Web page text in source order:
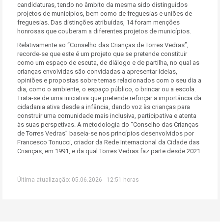
candidaturas, tendo no âmbito da mesma sido distinguidos
projetos de municípios, bem como de freguesias e uniões de
freguesias. Das distinções atribuídas, 14 foram menções
honrosas que couberam a diferentes projetos de municípios.
Relativamente ao “Conselho das Crianças de Torres Vedras”,
recorde-se que este é um projeto que se pretende constituir
como um espaço de escuta, de diálogo e de partilha, no qual as
crianças envolvidas são convidadas a apresentar ideias,
opiniões e propostas sobre temas relacionados com o seu dia a
dia, como o ambiente, o espaço público, o brincar ou a escola.
Trata-se de uma iniciativa que pretende reforçar a importância da
cidadania ativa desde a infância, dando voz às crianças para
construir uma comunidade mais inclusiva, participativa e atenta
às suas perspetivas. A metodologia do “Conselho das Crianças
de Torres Vedras” baseia-se nos princípios desenvolvidos por
Francesco Tonucci, criador da Rede Internacional da Cidade das
Crianças, em 1991, e da qual Torres Vedras faz parte desde 2021.
Última atualização: 05.06.2026 - 12:51 horas